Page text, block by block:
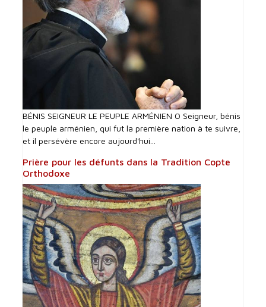
BÉNIS SEIGNEUR LE PEUPLE ARMÉNIEN O Seigneur, bénis
le peuple arménien, qui fut la première nation à te suivre,
et il persévère encore aujourd'hui...
Prière pour les défunts dans la Tradition Copte
Orthodoxe